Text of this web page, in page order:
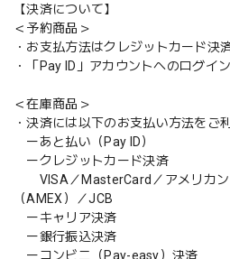
【決済について】
＜予約商品＞
・お支払方法はクレジットカード決
・「Pay ID」アカウントへのログイ
＜在庫商品＞
・決済には以下のお支払い方法をご
ーあと払い（Pay ID）
ークレジットカード決済
VISA／MasterCard／アメリカン
（AMEX）／JCB
ーキャリア決済
ー銀行振込決済
ーコンビニ（Pay-easy）決済